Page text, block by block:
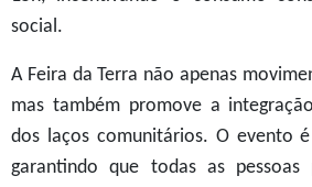
social.
A Feira da Terra não apenas
mas também promove a
dos laços comunitários. O evento
garantindo que todas as pessoas